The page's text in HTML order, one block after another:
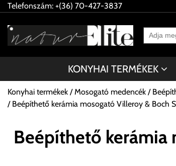
Telefonszám: +(36) 70-427-3837
KONYHAI TERMÉKEK
Konyhai termékek Mosogató medencék
Beépíthető kerámia mosogató Villeroy & Boch
Beépíthető kerámia